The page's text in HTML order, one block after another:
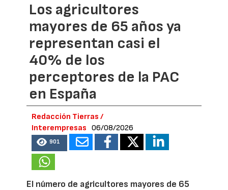
Los agricultores
mayores de 65 años ya
representan casi el
40% de los
perceptores de la PAC
en España
Redacción Tierras /
Interempresas
06/08/2026
901
El número de agricultores mayores de 65